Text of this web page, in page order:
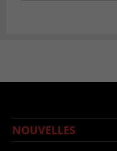
NOUVELLES